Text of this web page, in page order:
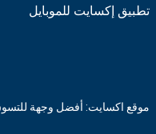
تطبيق إكسايت للموبايل
موقع اكسايت: أفضل وجهة